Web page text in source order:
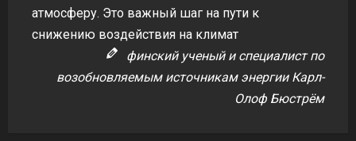
атмосферу. Это важный шаг на пути к
снижению воздействия на климат
финский ученый и специалист по
возобновляемым источникам энергии Карл-
Олоф Бюстрём